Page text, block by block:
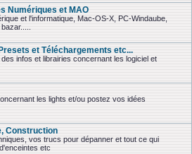
Numériques et MAO
et l'informatique, Mac-OS-X, PC-Windaube,
et Téléchargements etc...
infos et librairies concernant les logiciel et
les lights et/ou postez vos idées
Construction
vos trucs pour dépanner et tout ce qui
etc